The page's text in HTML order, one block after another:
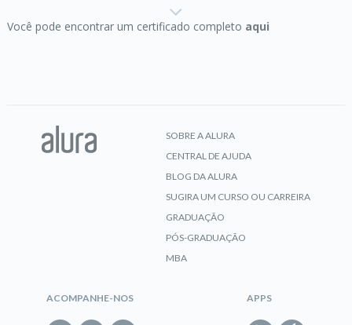
Empreendedorismo:da ideia ao plano de negócios
Você pode encontrar um certificado completo aqui
SOBRE A ALURA
CENTRAL DE AJUDA
BLOG DA ALURA
SUGIRA UM CURSO OU CARREIRA
GRADUAÇÃO
PÓS-GRADUAÇÃO
MBA
ACOMPANHE-NOS APPS